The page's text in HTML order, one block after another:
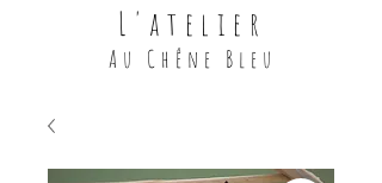
L'atelier
Au Chêne Bleu